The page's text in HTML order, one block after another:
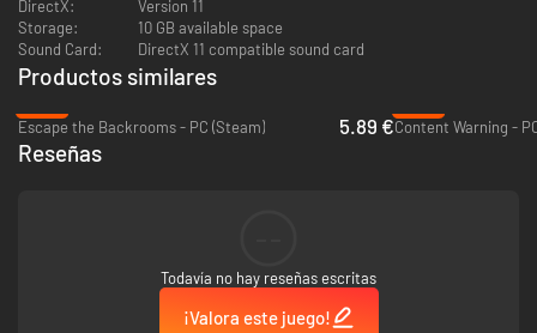
DirectX:
Version 11
Storage:
10 GB available space
Sound Card:
DirectX 11 compatible sound card
Productos similares
Escape the Backrooms - PC (Steam)
5.89 €Content Warning -
Reseñas
Todavía no hay reseñas escritas
¡Valora este juego!